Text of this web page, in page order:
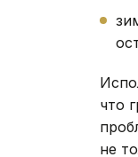
что
не